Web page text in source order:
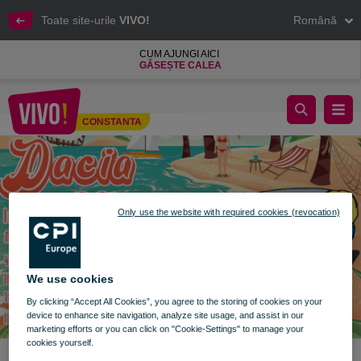
Toate site-urile VIVO! Română
CUM AJUNGI AICI
GĂSEȘTE CALEA
Constanta
CONSTANTA
Expoziție DACIA CLASIC în VIVO! Constanța
We use cookies
By clicking “Accept All Cookies”, you agree to the storing of cookies on your
device to enhance site navigation, analyze site usage, and assist in our
marketing efforts or you can click on "Cookie-Settings" to manage your
cookies yourself.
Only use the website with required cookies (revocation)